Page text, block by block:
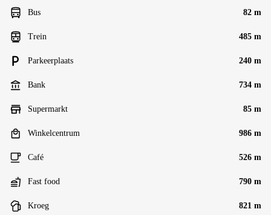
Bus 82 m
Trein 485 m
Parkeerplaats 240 m
Bank 734 m
Supermarkt 85 m
Winkelcentrum 986 m
Café 526 m
Fast food 790 m
Kroeg 821 m